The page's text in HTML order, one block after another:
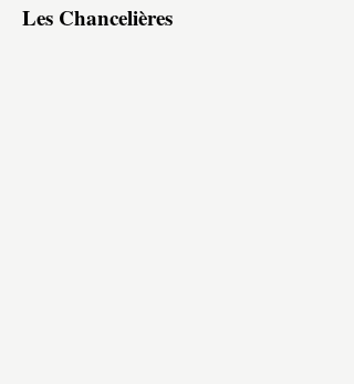
Les Chancelières